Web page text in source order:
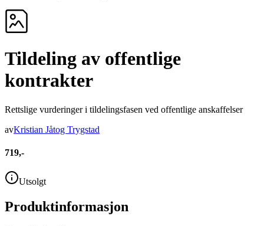
Tildeling av offentlige
kontrakter
Rettslige vurderinger i tildelingsfasen ved offentlige anskaffelser
avKristian Jåtog Trygstad
719,-
Utsolgt
Produktinformasjon